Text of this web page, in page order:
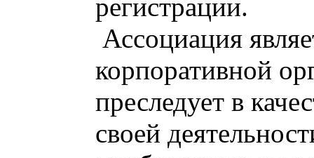
регистрации.
Ассоциация
корпоративной
преследует в
своей